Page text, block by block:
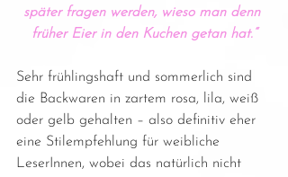
später fragen werden, wieso man denn
früher Eier in den Kuchen getan hat.“
Sehr frühlingshaft und sommerlich sind
die Backwaren in zartem rosa, lila, weiß
oder gelb gehalten – also definitiv eher
eine Stilempfehlung für weibliche
LeserInnen, wobei das natürlich nicht